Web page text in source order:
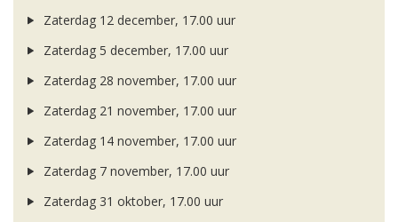
Zaterdag 12 december, 17.00 uur
Zaterdag 5 december, 17.00 uur
Zaterdag 28 november, 17.00 uur
Zaterdag 21 november, 17.00 uur
Zaterdag 14 november, 17.00 uur
Zaterdag 7 november, 17.00 uur
Zaterdag 31 oktober, 17.00 uur